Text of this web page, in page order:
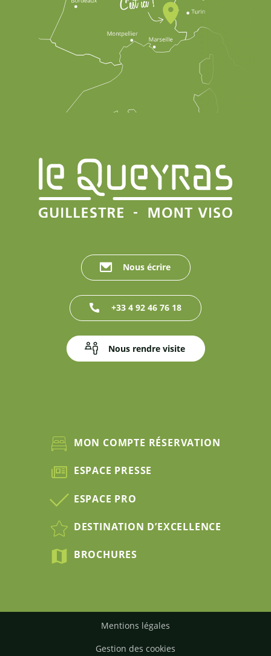
Nous écrire
+33 4 92 46 76 18
Nous rendre visite
MON COMPTE RÉSERVATION
ESPACE PRESSE
ESPACE PRO
DESTINATION D’EXCELLENCE
BROCHURES
Mentions légales
Gestion des cookies